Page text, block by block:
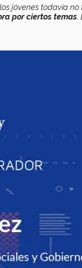
jóvenes todavía
por ciertos temas.